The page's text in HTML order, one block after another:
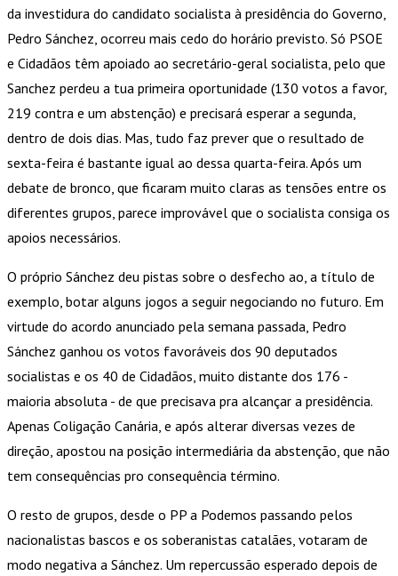
da investidura do candidato socialista à presidência do Governo,
Pedro Sánchez, ocorreu mais cedo do horário previsto. Só PSOE
e Cidadãos têm apoiado ao secretário-geral socialista, pelo que
Sanchez perdeu a tua primeira oportunidade (130 votos a favor,
219 contra e um abstenção) e precisará esperar a segunda,
dentro de dois dias. Mas, tudo faz prever que o resultado de
sexta-feira é bastante igual ao dessa quarta-feira. Após um
debate de bronco, que ficaram muito claras as tensões entre os
diferentes grupos, parece improvável que o socialista consiga os
apoios necessários.
O próprio Sánchez deu pistas sobre o desfecho ao, a título de
exemplo, botar alguns jogos a seguir negociando no futuro. Em
virtude do acordo anunciado pela semana passada, Pedro
Sánchez ganhou os votos favoráveis dos 90 deputados
socialistas e os 40 de Cidadãos, muito distante dos 176 -
maioria absoluta - de que precisava pra alcançar a presidência.
Apenas Coligação Canária, e após alterar diversas vezes de
direção, apostou na posição intermediária da abstenção, que não
tem consequências pro consequência término.
O resto de grupos, desde o PP a Podemos passando pelos
nacionalistas bascos e os soberanistas catalães, votaram de
modo negativa a Sánchez. Um repercussão esperado depois de